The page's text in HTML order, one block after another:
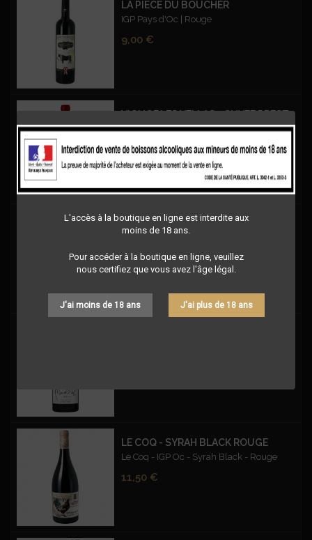
L'accès à la boutique en ligne est interdite aux
moins de 18 ans.
Pour accéder à la boutique en ligne, veuillez
nous certifiez que vous avez l'âge légal.
J'ai moins de 18 ans J'ai plus de 18 ans
LA PIÈCE DU BOUCHER
IGP Pays d'Oc | Rouge
Prix
9,00 €
VIGNOBLES VELLAS - CUVEE PRESTIGE BLEND 99 CABERNET SAUVIGNON – ROUGE
Blend 99 - Cabernet Sauvignon - IGP OC -
Prix
9,00 €
Désert | Rouge
Prix
12,50 €
LE COQ - SYRAH BLACK ROUGE
Le Coq - IGP Oc - Syrah Black - Rouge
Prix
11,50 €